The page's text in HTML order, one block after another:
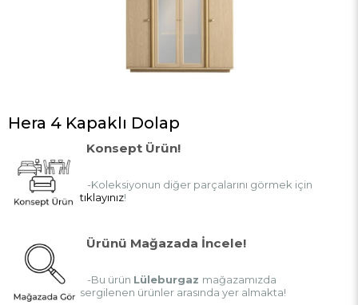
Hera 4 Kapaklı Dolap
Konsept Ürün!
-Koleksiyonun diğer parçalarını görmek için
tıklayınız!
Ürünü Mağazada İncele!
-Bu ürün Lüleburgaz mağazamızda
sergilenen ürünler arasında yer almakta!